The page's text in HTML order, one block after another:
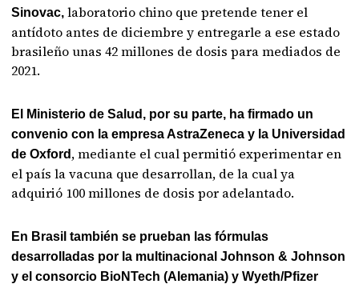
Sinovac, laboratorio chino que pretende tener el
antídoto antes de diciembre y entregarle a ese estado
brasileño unas 42 millones de dosis para mediados de
2021.
El Ministerio de Salud, por su parte, ha firmado un
convenio con la empresa AstraZeneca y la Universidad
de Oxford , mediante el cual permitió experimentar en
el país la vacuna que desarrollan, de la cual ya
adquirió 100 millones de dosis por adelantado.
En Brasil también se prueban las fórmulas
desarrolladas por la multinacional Johnson & Johnson
y el consorcio BioNTech (Alemania) y Wyeth/Pfizer